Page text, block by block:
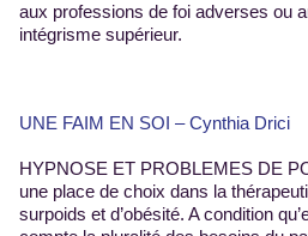
aux professions de foi adverses ou
intégrisme supérieur.
UNE FAIM EN SOI – Cynthia Drici
HYPNOSE ET PROBLEMES DE
une place de choix dans la
surpoids et d’obésité. A condition